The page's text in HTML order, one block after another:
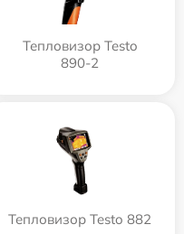
Тепловизор Testo
890-2
Тепловизор Testo 882